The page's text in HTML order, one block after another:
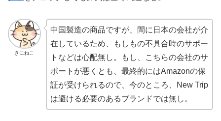
きにねこ
中国製造の商品ですが、間に日本の会社が介
在しているため、もしもの不具合時のサポー
トなどは心配無し。もし、こちらの会社のサ
ポートが悪くとも、最終的にはAmazonの保
証が受けられるので、今のところ、New Trip
は避ける必要のあるブランドでは無し。